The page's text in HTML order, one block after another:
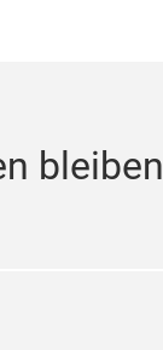
bleiben